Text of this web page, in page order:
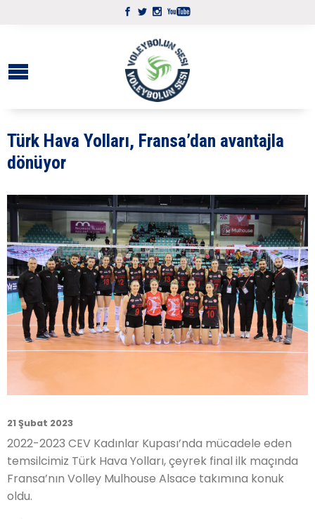
Türk Hava Yolları, Fransa’dan avantajla
dönüyor
21 Şubat 2023
2022-2023 CEV Kadınlar Kupası’nda mücadele eden
temsilcimiz Türk Hava Yolları, çeyrek final ilk maçında
Fransa’nın Volley Mulhouse Alsace takımına konuk
oldu.